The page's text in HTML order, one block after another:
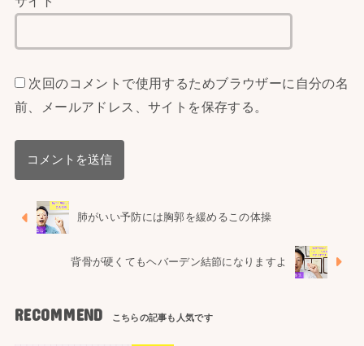
次回のコメントで使用するためブラウザーに自分の名
前、メールアドレス、サイトを保存する。
肺がいい予防には胸郭を緩めるこの体操
背骨が硬くてもヘバーデン結節になりますよ
RECOMMEND